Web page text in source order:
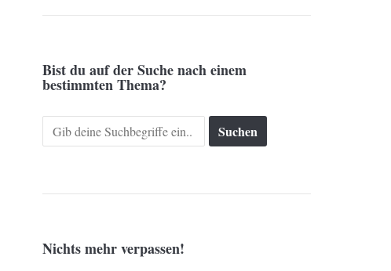
Bist du auf der Suche nach einem
bestimmten Thema?
Search
for:
Nichts mehr verpassen!